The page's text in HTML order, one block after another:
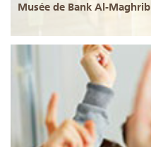
Musée de Bank Al-Maghrib